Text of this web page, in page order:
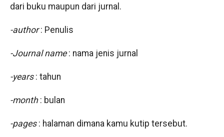
dari buku maupun dari jurnal.
-author: Penulis
-Journal name: nama jenis jurnal
-years: tahun
-month: bulan
-pages: halaman dimana kamu kutip tersebut.